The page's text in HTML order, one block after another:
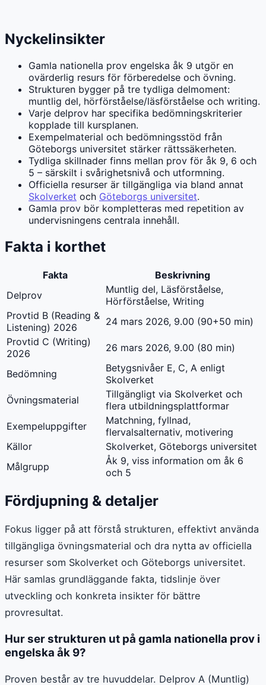
Nyckelinsikter
Gamla nationella prov engelska åk 9 utgör en
ovärderlig resurs för förberedelse och övning.
Strukturen bygger på tre tydliga delmoment:
muntlig del, hörförståelse/läsförståelse och writing.
Varje delprov har specifika bedömningskriterier
kopplade till kursplanen.
Exempelmaterial och bedömningsstöd från
Göteborgs universitet stärker rättssäkerheten.
Tydliga skillnader finns mellan prov för åk 9, 6 och
5 – särskilt i svårighetsnivå och utformning.
Officiella resurser är tillgängliga via bland annat
Skolverket och Göteborgs universitet.
Gamla prov bör kompletteras med repetition av
undervisningens centrala innehåll.
Fakta i korthet
Fakta
Beskrivning
Delprov
Muntlig del, Läsförståelse,
Hörförståelse, Writing
Provtid B (Reading &
Listening) 2026
24 mars 2026, 9.00 (90+50 min)
Provtid C (Writing)
2026
26 mars 2026, 9.00 (80 min)
Bedömning
Betygsnivåer E, C, A enligt
Skolverket
Övningsmaterial
Tillgängligt via Skolverket och
flera utbildningsplattformar
Exempeluppgifter
Matchning, fyllnad,
flervalsalternativ, motivering
Källor
Skolverket, Göteborgs universitet
Målgrupp
Åk 9, viss information om åk 6
och 5
Fördjupning & detaljer
Fokus ligger på att förstå strukturen, effektivt använda
tillgängliga övningsmaterial och dra nytta av officiella
resurser som Skolverket och Göteborgs universitet.
Här samlas grundläggande fakta, tidslinje över
utveckling och konkreta insikter för bättre
provresultat.
Hur ser strukturen ut på gamla nationella prov i
engelska åk 9?
Proven består av tre huvuddelar. Delprov A (Muntlig)